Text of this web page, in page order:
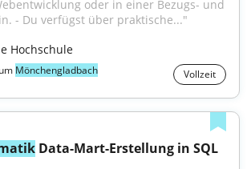
oder in einer Bezugs- und
- Du verfügst über praktische..."
Hochschule
Mönchengladbach Vollzeit
Data-Mart-Erstellung in SQL